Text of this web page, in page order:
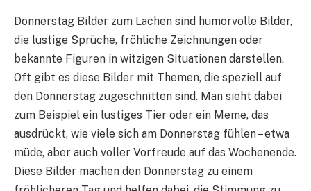
Donnerstag Bilder zum Lachen sind humorvolle Bilder,
die lustige Sprüche, fröhliche Zeichnungen oder
bekannte Figuren in witzigen Situationen darstellen.
Oft gibt es diese Bilder mit Themen, die speziell auf
den Donnerstag zugeschnitten sind. Man sieht dabei
zum Beispiel ein lustiges Tier oder ein Meme, das
ausdrückt, wie viele sich am Donnerstag fühlen – etwa
müde, aber auch voller Vorfreude auf das Wochenende.
Diese Bilder machen den Donnerstag zu einem